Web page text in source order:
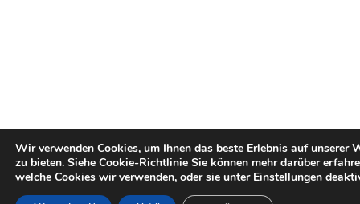
Wir verwenden Cookies, um Ihnen das beste Erlebnis auf unserer
zu bieten. Siehe Cookie-Richtlinie Sie können mehr darüber
welche Cookies wir verwenden, oder sie unter Einstellungen